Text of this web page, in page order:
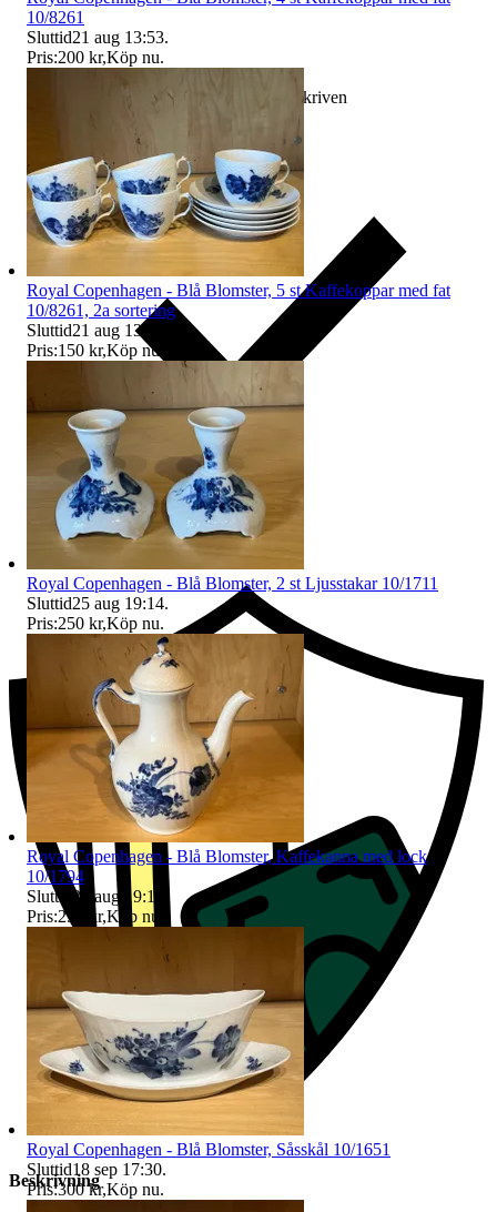
Ersättning om varan inte är som beskriven
Ersättning om du inte får din vara
Beskrivning
10/8261
Sluttid21 aug 13:53.
Pris:200 kr,Köp nu.
Royal Copenhagen - Blå Blomster, 5 st Kaffekoppar med fat
10/8261, 2a sortering
Sluttid21 aug 13:55
Pris:150 kr,Köp nu
Royal Copenhagen - Blå Blomster, 2 st Ljusstakar 10/1711
Sluttid25 aug 19:14.
Pris:250 kr,Köp nu.
Royal Copenhagen - Blå Blomster, Kaffekanna med lock
10/1794
Sluttid
25 aug 19:18
Pris:250 kr,Köp nu
Royal Copenhagen - Blå Blomster, Såsskål 10/1651
Sluttid18 sep 17:30.
Pris:300 kr,Köp nu.